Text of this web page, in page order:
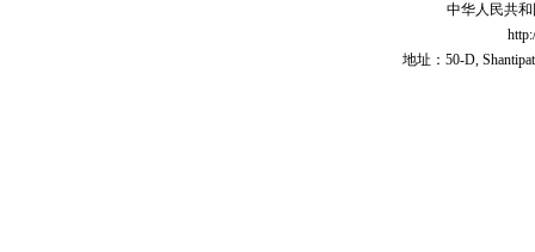
中华人民共
地址：50-D,